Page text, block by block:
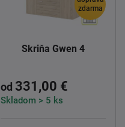
zdarma
Skriňa Gwen 4
od 331,00 €
Skladom > 5 ks